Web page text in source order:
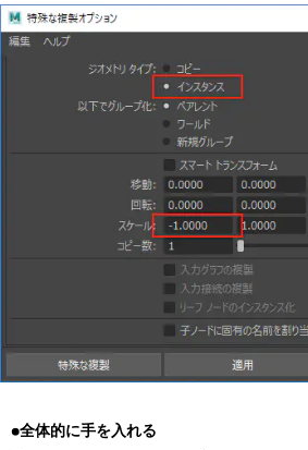
●全体的に手を入れる